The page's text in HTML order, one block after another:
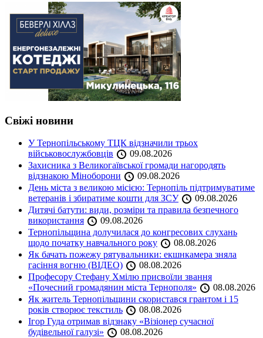
Свіжі новини
У Тернопільському ТЦК відзначили трьох
військовослужбовців
09.08.2026
Захисника з Великогаївської громади нагородять
відзнакою Міноборони
09.08.2026
День міста з великою місією: Тернопіль підтримуватиме
ветеранів і збиратиме кошти для ЗСУ
09.08.2026
Дитячі батути: види, розміри та правила безпечного
використання
09.08.2026
Тернопільщина долучилася до конгресових слухань
щодо початку навчального року
08.08.2026
Як бачать пожежу рятувальники: екшнкамера зняла
гасіння вогню (ВІДЕО)
08.08.2026
Професору Стефану Хмілю присвоїли звання
«Почесний громадянин міста Тернополя»
08.08.2026
Як житель Тернопільщини скористався грантом і 15
років створює текстиль
08.08.2026
Ігор Гуда отримав відзнаку «Візіонер сучасної
будівельної галузі»
08.08.2026